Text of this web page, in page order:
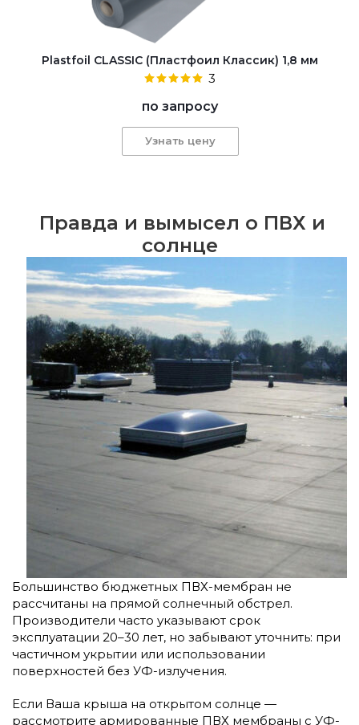
Plastfoil CLASSIC (Пластфоил Классик) 1,8 мм
3
по запросу
Узнать цену
Правда и вымысел о ПВХ и
солнце
Большинство бюджетных ПВХ-мембран не
рассчитаны на прямой солнечный обстрел.
Производители часто указывают срок
эксплуатации 20–30 лет, но забывают уточнить: при
частичном укрытии или использовании
поверхностей без УФ-излучения.
Если Ваша крыша на открытом солнце —
рассмотрите армированные ПВХ мембраны с УФ-